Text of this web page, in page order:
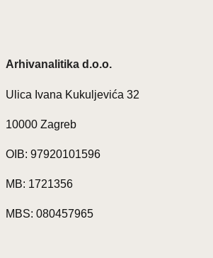
Arhivanalitika d.o.o.
Ulica Ivana Kukuljevića 32
10000 Zagreb
OIB: 97920101596
MB: 1721356
MBS: 080457965